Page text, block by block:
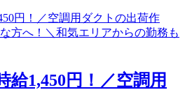
給1,450円！／空調用